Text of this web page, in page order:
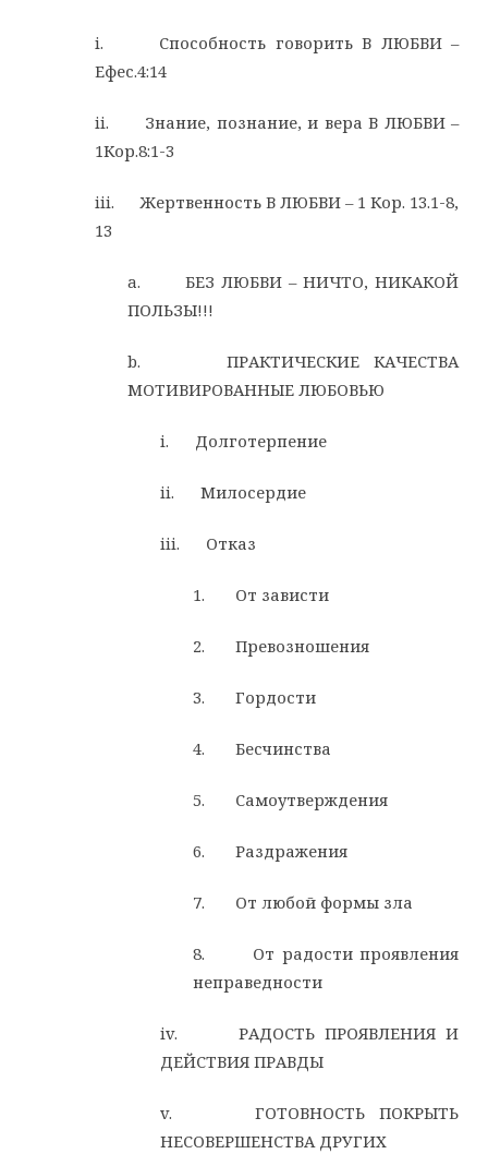
i. Способность говорить В ЛЮБВИ –
Ефес.4:14
ii. Знание, познание, и вера В ЛЮБВИ –
1Кор.8:1-3
iii. Жертвенность В ЛЮБВИ – 1 Кор. 13.1-8,
13
a. БЕЗ ЛЮБВИ – НИЧТО, НИКАКОЙ
ПОЛЬЗЫ!!!
b. ПРАКТИЧЕСКИЕ КАЧЕСТВА
МОТИВИРОВАННЫЕ ЛЮБОВЬЮ
i. Долготерпение
ii. Милосердие
iii. Отказ
1. От зависти
2. Превозношения
3. Гордости
4. Бесчинства
5. Самоутверждения
6. Раздражения
7. От любой формы зла
8. От радости проявления
неправедности
iv. РАДОСТЬ ПРОЯВЛЕНИЯ И
ДЕЙСТВИЯ ПРАВДЫ
v. ГОТОВНОСТЬ ПОКРЫТЬ
НЕСОВЕРШЕНСТВА ДРУГИХ